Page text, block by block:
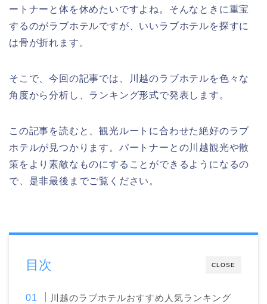
ートナーと体を休めたいですよね。そんなときに重宝
するのがラブホテルですが、いいラブホテルを探すに
は骨が折れます。
そこで、今回の記事では、川越のラブホテルを色々な
角度から分析し、ランキング形式で発表します。
この記事を読むと、観光ルートに合わせた絶好のラブ
ホテルが見つかります。パートナーとの川越観光や散
策をより素敵なものにすることができるようになるの
で、是非最後までご覧ください。
CLOSE
目次
川越のラブホテルおすすめ人気ランキング